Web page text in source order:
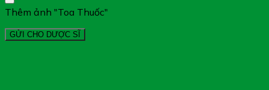
Thêm ảnh "Toa Thuốc"